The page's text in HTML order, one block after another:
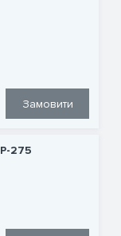
Замовити
275